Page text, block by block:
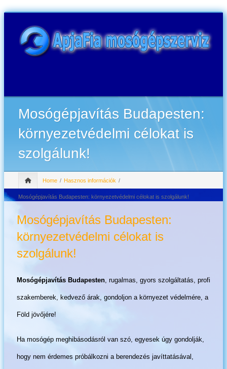
Mosógépjavítás Budapesten:
környezetvédelmi célokat is
szolgálunk!
Home Hasznos információk
Mosógépjavítás Budapesten: környezetvédelmi célokat is szolgálunk!
Mosógépjavítás Budapesten:
környezetvédelmi célokat is
szolgálunk!
Mosógépjavítás Budapesten , rugalmas, gyors szolgáltatás, profi
szakemberek, kedvező árak, gondoljon a környezet védelmére, a
Föld jövőjére!
Ha mosógép meghibásodásról van szó, egyesek úgy gondolják,
hogy nem érdemes próbálkozni a berendezés javíttatásával,